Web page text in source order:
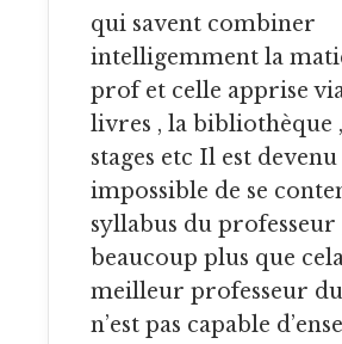
qui savent combiner
intelligemment la
prof et celle apprise
livres , la bibliothèque
stages etc Il est devenu
impossible de se
syllabus du
beaucoup plus que
meilleur professeur
n’est pas capable